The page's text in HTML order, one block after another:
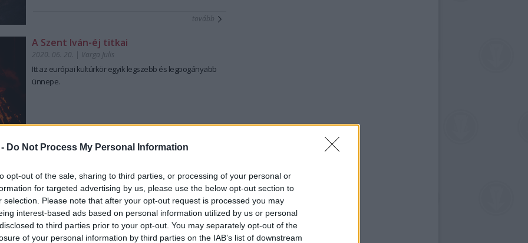
Do Not Process My Personal Information
opt-out of the sale, sharing to third parties, or processing of your personal or
for targeted advertising by us, please use the below opt-out section to
selection. Please note that after your opt-out request is processed you may
interest-based ads based on personal information utilized by us or personal
to third parties prior to your opt-out. You may separately opt-out of the
of your personal information by third parties on the IAB’s list of downstream
tovább
A Szent Iván-éj titkai
2020. 06. 20. | Varga Julis
Itt az európai kultúrkör egyik legszebb és legpogányabb
ünnepe.
Balett Színházban
2020. 03. 01.|Kultúrpart
Shakespeare klasszikus műve alapján, Prokofjev
zenéjére készült Rómeó és Júlia
című háromfelvonásos
balettet május 12-én láthatja újra a közönség a Vörösmarty
Színházban.